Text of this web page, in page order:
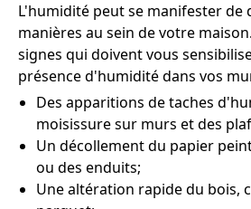
L'humidité peut se manifester de
manières au sein de votre
signes qui doivent vous
présence d'humidité dans vos
Des apparitions de taches
moisissure sur murs et des
Un décollement du papier
ou des enduits;
Une altération rapide du bois,